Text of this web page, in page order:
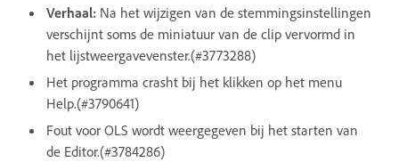
Verhaal: Na het wijzigen van de stemmingsinstellingen
verschijnt soms de miniatuur van de clip vervormd in
het lijstweergavevenster.(#3773288)
Het programma crasht bij het klikken op het menu
Help.(#3790641)
Fout voor OLS wordt weergegeven bij het starten van
de Editor.(#3784286)